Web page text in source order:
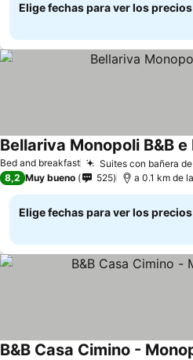
Elige fechas para ver los
Bed and breakfast Suites con bañera
Bellariva Monopoli B&B e
8,2 Muy bueno 525 a 0.1 km de
Elige fechas para ver los
B&B Casa Cimino -